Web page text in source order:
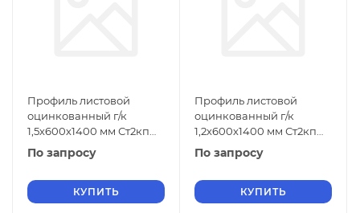
Профиль листовой
оцинкованный г/к
1,5х600х1400 мм Ст2кп
ГОСТ 9234-74
По запросу
КУПИТЬ
Профиль листовой
оцинкованный г/к
1,2х600х1400 мм Ст2кп
ГОСТ 9234-74
По запросу
КУПИТЬ